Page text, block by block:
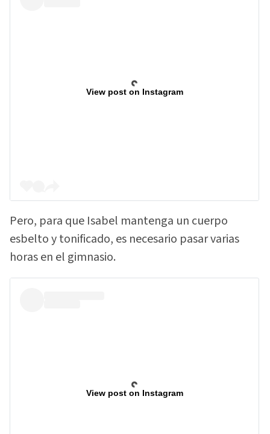
View post on Instagram
Pero, para que Isabel mantenga un cuerpo
esbelto y tonificado, es necesario pasar varias
horas en el gimnasio.
View post on Instagram